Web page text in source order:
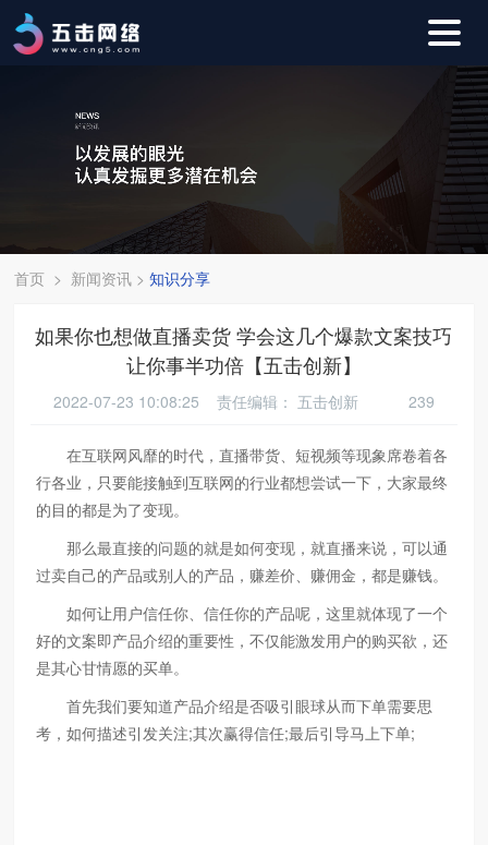
首页 > 新闻资讯 >知识分享
如果你也想做直播卖货 学会这几个爆款文案技巧
让你事半功倍【五击创新】
2022-07-23 10:08:25 责任编辑： 五击创新 239
在互联网风靡的时代，直播带货、短视频等现象席卷着各
行各业，只要能接触到互联网的行业都想尝试一下，大家最终
的目的都是为了变现。
那么最直接的问题的就是如何变现，就直播来说，可以通
过卖自己的产品或别人的产品，赚差价、赚佣金，都是赚钱。
如何让用户信任你、信任你的产品呢，这里就体现了一个
好的文案即产品介绍的重要性，不仅能激发用户的购买欲，还
是其心甘情愿的买单。
首先我们要知道产品介绍是否吸引眼球从而下单需要思
考，如何描述引发关注;其次赢得信任;最后引导马上下单;